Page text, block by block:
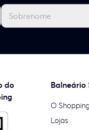
do
Balneário
O Shopping
Lojas